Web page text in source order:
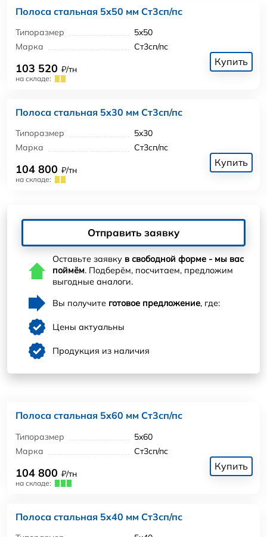
Полоса стальная 5x50 мм Ст3сп/пс
Типоразмер
5x50
Марка
Ст3сп/пс
103 520 ₽/тн
на складе:
Купить
Полоса стальная 5x30 мм Ст3сп/пс
Типоразмер
5x30
Марка
Ст3сп/пс
104 800 ₽/тн
на складе:
Купить
Отправить заявку
Оставьте заявку в свободной форме - мы вас
поймём. Подберём, посчитаем, предложим
выгодные аналоги.
Вы получите готовое предложение, где:
Цены актуальны
Продукция из наличия
Полоса стальная 5x60 мм Ст3сп/пс
Типоразмер
5x60
Марка
Ст3сп/пс
104 800 ₽/тн
на складе:
Купить
Полоса стальная 5x40 мм Ст3сп/пс